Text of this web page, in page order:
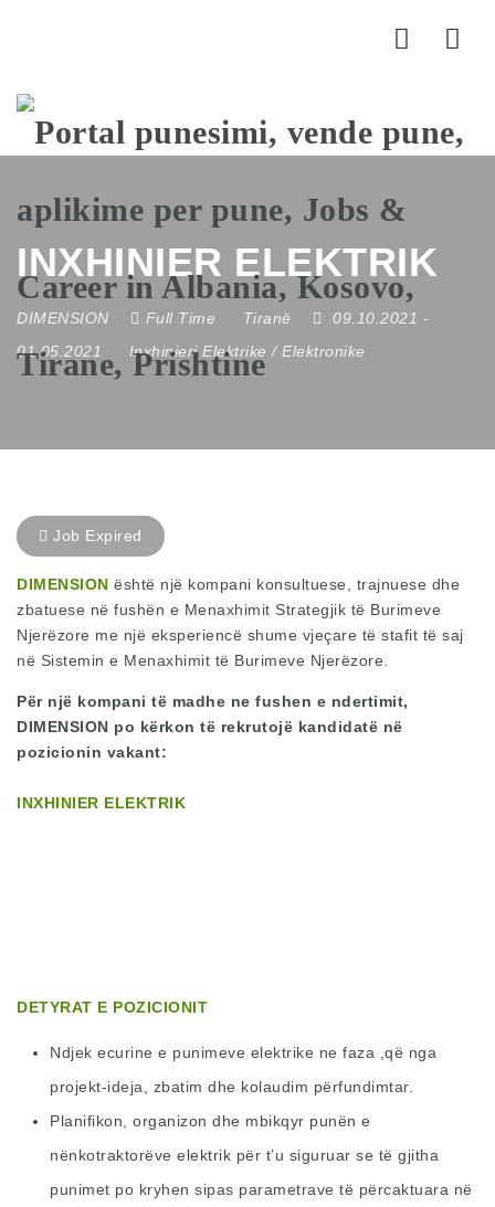
INXHINIER ELEKTRIK
DIMENSION Full Time Tiranë 09.10.2021 -
01.05.2021
Inxhinieri Elektrike / Elektronike
Job Expired
DIMENSION është një kompani konsultuese, trajnuese dhe
zbatuese në fushën e Menaxhimit Strategjik të Burimeve
Njerëzore me një eksperiencë shume vjeçare të stafit të saj
në Sistemin e Menaxhimit të Burimeve Njerëzore.
Për një kompani të madhe ne fushen e ndertimit,
DIMENSION po kërkon të rekrutojë kandidatë në
pozicionin vakant:
INXHINIER ELEKTRIK
DETYRAT E POZICIONIT
Ndjek ecurine e punimeve elektrike ne faza ,që nga
projekt-ideja, zbatim dhe kolaudim përfundimtar.
Planifikon, organizon dhe mbikqyr punën e
nënkotraktorëve elektrik për t’u siguruar se të gjitha
punimet po kryhen sipas parametrave të përcaktuara në